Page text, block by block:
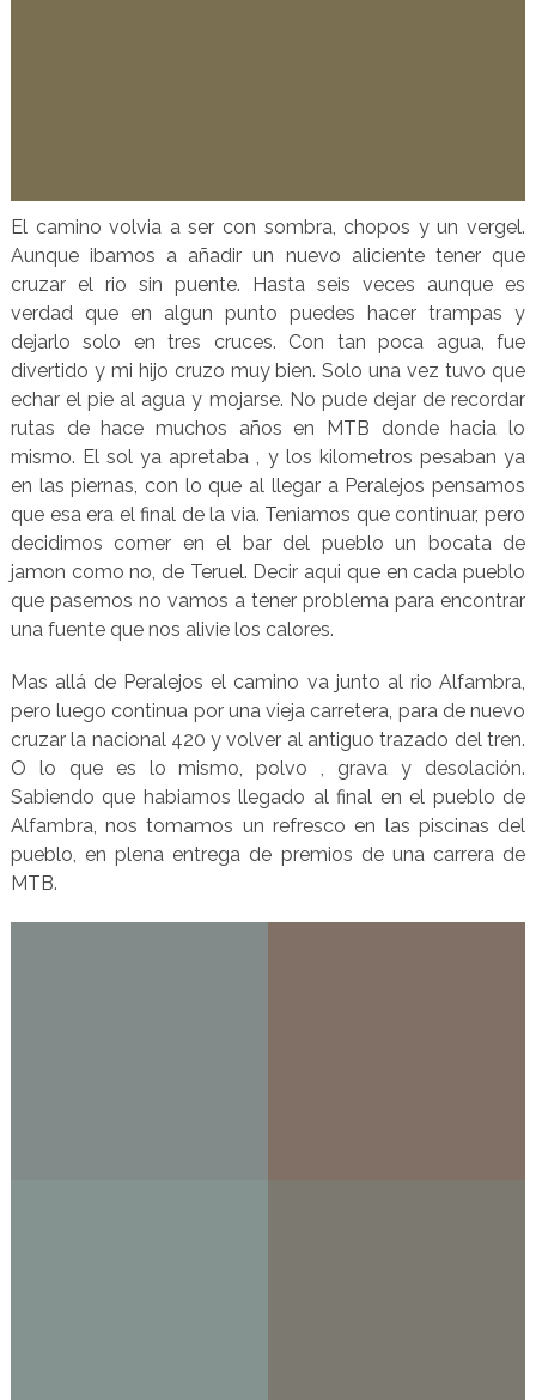
El camino volvia a ser con sombra, chopos y un vergel.
Aunque ibamos a añadir un nuevo aliciente tener que
cruzar el rio sin puente. Hasta seis veces aunque es
verdad que en algun punto puedes hacer trampas y
dejarlo solo en tres cruces. Con tan poca agua, fue
divertido y mi hijo cruzo muy bien. Solo una vez tuvo que
echar el pie al agua y mojarse. No pude dejar de recordar
rutas de hace muchos años en MTB donde hacia lo
mismo. El sol ya apretaba , y los kilometros pesaban ya
en las piernas, con lo que al llegar a Peralejos pensamos
que esa era el final de la via. Teniamos que continuar, pero
decidimos comer en el bar del pueblo un bocata de
jamon como no, de Teruel. Decir aqui que en cada pueblo
que pasemos no vamos a tener problema para encontrar
una fuente que nos alivie los calores.
Mas allá de Peralejos el camino va junto al rio Alfambra,
pero luego continua por una vieja carretera, para de nuevo
cruzar la nacional 420 y volver al antiguo trazado del tren.
O lo que es lo mismo, polvo , grava y desolación.
Sabiendo que habiamos llegado al final en el pueblo de
Alfambra, nos tomamos un refresco en las piscinas del
pueblo, en plena entrega de premios de una carrera de
MTB.